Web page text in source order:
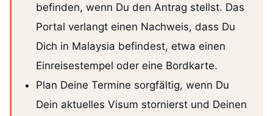
befinden, wenn Du den Antrag stellst. Das
Portal verlangt einen Nachweis, dass Du
Dich in Malaysia befindest, etwa einen
Einreisestempel oder eine Bordkarte.
Plan Deine Termine sorgfältig, wenn Du
Dein aktuelles Visum stornierst und Deinen